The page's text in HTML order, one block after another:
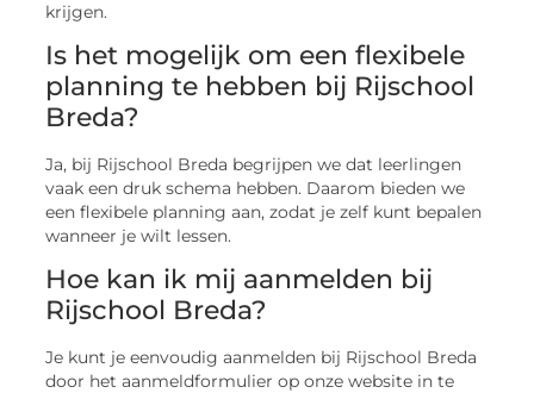
krijgen.
Is het mogelijk om een flexibele
planning te hebben bij Rijschool
Breda?
Ja, bij Rijschool Breda begrijpen we dat leerlingen
vaak een druk schema hebben. Daarom bieden we
een flexibele planning aan, zodat je zelf kunt bepalen
wanneer je wilt lessen.
Hoe kan ik mij aanmelden bij
Rijschool Breda?
Je kunt je eenvoudig aanmelden bij Rijschool Breda
door het aanmeldformulier op onze website in te